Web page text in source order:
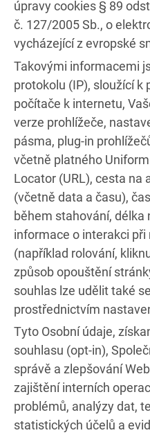
úpravy cookies § 89
č. 127/2005 Sb., o
vycházející z evropské
Takovými informacemi
protokolu (IP), sloužící k
počítače k internetu,
verze prohlížeče,
pásma, plug-in
včetně platného
Locator (URL), cesta na
(včetně data a času),
během stahování,
informace o interakci
(například rolování,
způsob opouštění
souhlas lze udělit také
prostřednictvím
Tyto Osobní údaje,
souhlasu (opt-in),
správě a zlepšování
zajištění interních
problémů, analýzy dat,
statistických účelů a